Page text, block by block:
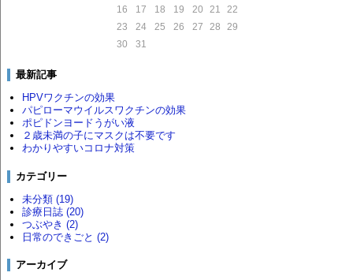
16
17 18 19 20 21
22
23
24 25 26 27 28
29
30
31
最新記事
HPVワクチンの効果
パピローマウイルスワクチンの効果
ポピドンヨードうがい液
２歳未満の子にマスクは不要です
わかりやすいコロナ対策
カテゴリー
未分類 (19)
診療日誌 (20)
つぶやき (2)
日常のできごと (2)
アーカイブ